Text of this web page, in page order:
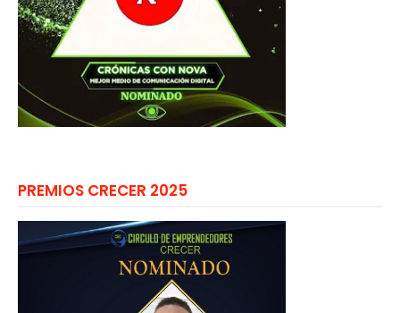
PREMIOS CRECER 2025